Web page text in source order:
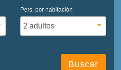
Pers. por habitación
Buscar